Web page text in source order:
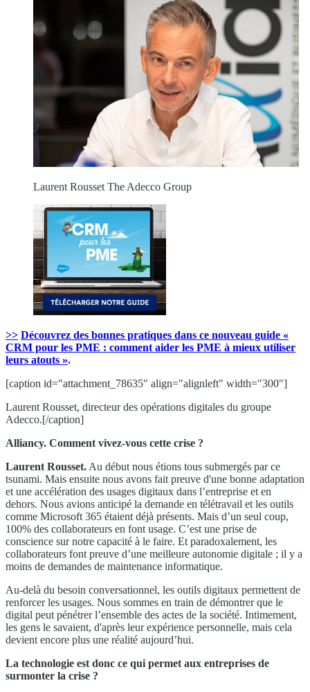
Laurent Rousset The Adecco Group
>> Découvrez des bonnes pratiques dans ce nouveau guide «
CRM pour les PME : comment aider les PME à mieux utiliser
leurs atouts ».
[caption id="attachment_78635" align="alignleft" width="300"]
Laurent Rousset, directeur des opérations digitales du groupe
Adecco.[/caption]
Alliancy. Comment vivez-vous cette crise ?
Laurent Rousset. Au début nous étions tous submergés par ce
tsunami. Mais ensuite nous avons fait preuve d'une bonne adaptation
et une accélération des usages digitaux dans l’entreprise et en
dehors. Nous avions anticipé la demande en télétravail et les outils
comme Microsoft 365 étaient déjà présents. Mais d’un seul coup,
100% des collaborateurs en font usage. C’est une prise de
conscience sur notre capacité à le faire. Et paradoxalement, les
collaborateurs font preuve d’une meilleure autonomie digitale ; il y a
moins de demandes de maintenance informatique.
Au-delà du besoin conversationnel, les outils digitaux permettent de
renforcer les usages. Nous sommes en train de démontrer que le
digital peut pénétrer l’ensemble des actes de la société. Intimement,
les gens le savaient, d'après leur expérience personnelle, mais cela
devient encore plus une réalité aujourd’hui.
La technologie est donc ce qui permet aux entreprises de
surmonter la crise ?